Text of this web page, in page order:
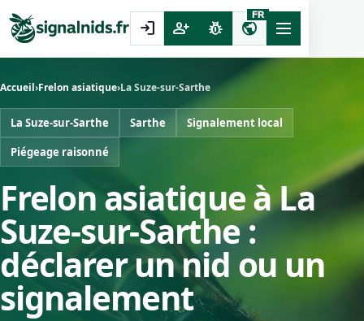
login person_add pest_control public
FR
Accueil›Frelon asiatique›La Suze-sur-Sarthe
La Suze-sur-Sarthe Sarthe
Signalement local
Piégeage raisonné
Frelon asiatique à La
Suze-sur-Sarthe :
déclarer un nid ou un
signalement